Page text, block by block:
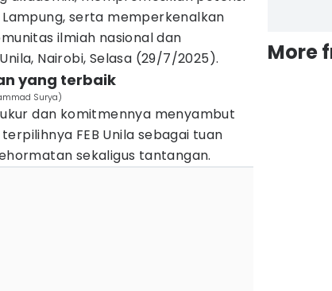
serta memperkenalkan
ilmiah nasional dan
Nairobi, Selasa (29/7/2025).
yang terbaik
Surya)
dan komitmennya menyambut
FEB Unila sebagai tuan
sekaligus tantangan.
More